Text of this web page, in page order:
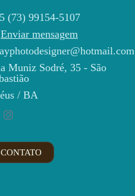
(73) 99154-5107
Enviar mensagem
Muniz Sodré, 35 - São
/ BA
CONTATO